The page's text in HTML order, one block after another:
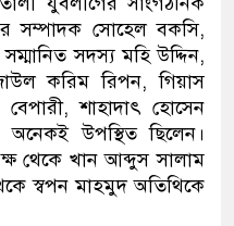
সম্পাদক সো‌হেল বক‌সি,
সদস্য ম‌হি উদ্দিন,
ক‌রিম রিপন, গিয়াস
শাহাদাৎ হো‌সেন
উপ‌স্থিত ছি‌লেন।
থে‌কে খান আব্দুস সালাম
স্বপন মাহমুদ অ‌তি‌থি‌কে